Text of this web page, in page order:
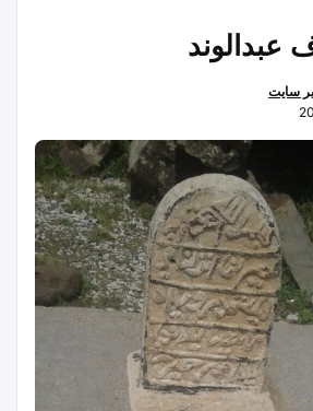
عبدالوند
سایت